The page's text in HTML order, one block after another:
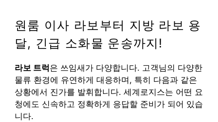
원룸 이사 라보부터 지방 라보 용
달, 긴급 소화물 운송까지!
라보 트럭은 쓰임새가 다양합니다. 고객님의 다양한
물류 환경에 유연하게 대응하며, 특히 다음과 같은
상황에서 진가를 발휘합니다. 세계로지스는 어떤 요
청에도 신속하고 정확하게 응답할 준비가 되어 있습
니다.